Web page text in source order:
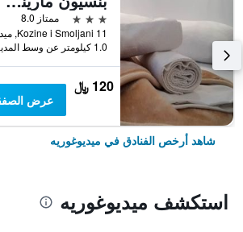
3 نجوم
ممتاز 8.0
1.0 كيلومتر عن وسط المدينة
120 ﷼
عرض
شاهد أرخص الفنادق في ميديوغوريه
استكشف ميديوغوريه